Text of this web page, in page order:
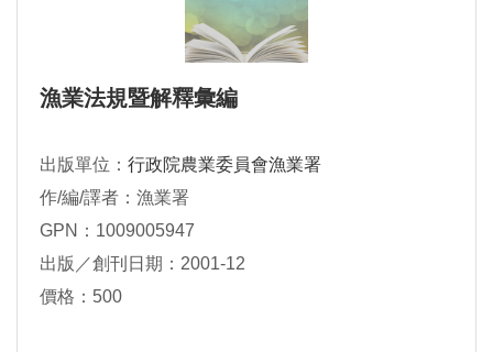
漁業法規暨解釋彙編
出版單位： 行政院農業委員會漁業署
作/編/譯者：漁業署
GPN：1009005947
出版／創刊日期：2001-12
價格：500